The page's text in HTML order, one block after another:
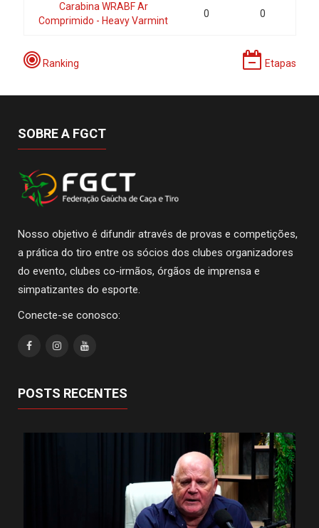
Carabina WRABF Ar
Comprimido - Heavy Varmint
0 0
Ranking Etapas
SOBRE A FGCT
Nosso objetivo é difundir através de provas e competições,
a prática do tiro entre os sócios dos clubes organizadores
do evento, clubes co-irmãos, órgãos de imprensa e
simpatizantes do esporte.
Conecte-se conosco:
POSTS RECENTES